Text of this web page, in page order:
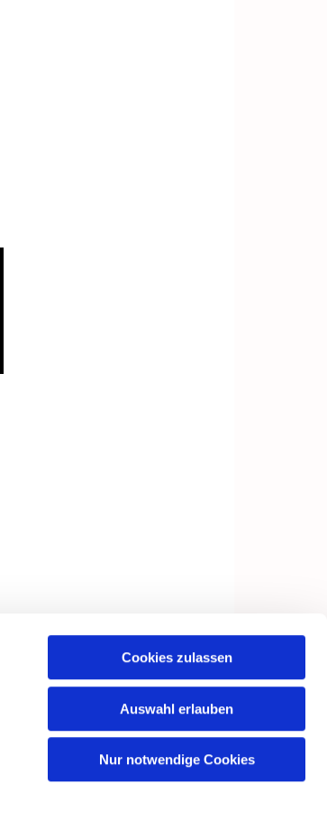
Cookies zulassen
Auswahl erlauben
Nur notwendige Cookies